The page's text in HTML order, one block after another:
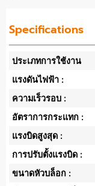
Specifications
ประเภทการใช้งาน
แรงดันไฟฟ้า :
ความเร็วรอบ :
อัตราการกระแทก :
แรงบิดสูงสุด :
การปรับตั้งแรงบิด :
ขนาดหัวบล็อก :